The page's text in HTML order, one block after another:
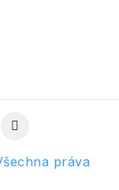
práva